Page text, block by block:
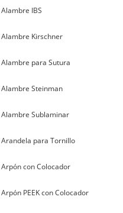
Alambre IBS
Alambre Kirschner
Alambre para Sutura
Alambre Steinman
Alambre Sublaminar
Arandela para Tornillo
Arpón con Colocador
Arpón PEEK con Colocador